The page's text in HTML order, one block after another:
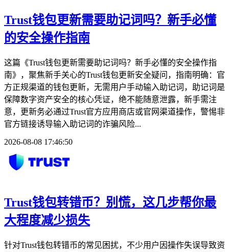
Trust钱包更新需要助记词吗？新手必懂
的安全操作指南
这篇《Trust钱包更新需要助记词吗？新手必懂的安全操作指
南》，聚焦新手关心的Trust钱包更新安全疑问，指南明确：官
方正规渠道的钱包更新，无需用户手动输入助记词，助记词是
保障数字资产安全的核心凭证，绝不能随意泄露，新手需注
意，更新务必通过Trust官方应用商店或官网渠道操作，警惕非
官方链接诱导输入助记词的诈骗风险...
2026-08-08 17:46:50
Trust钱包转错币？别慌，这几步帮你最
大程度减少损失
针对Trust钱包转错币的常见困扰，不少用户因操作失误导致资